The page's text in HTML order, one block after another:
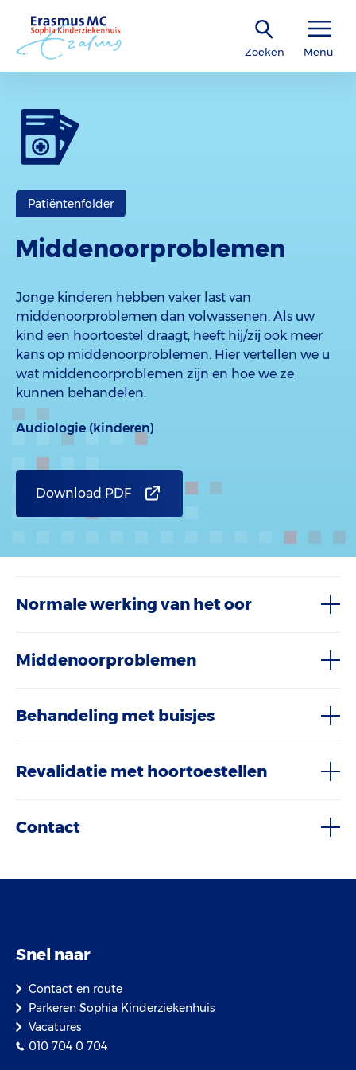
Zoeken Menu
Patiëntenfolder
Middenoorproblemen
Jonge kinderen hebben vaker last van
middenoorproblemen dan volwassenen. Als uw
kind een hoortoestel draagt, heeft hij/zij ook meer
kans op middenoorproblemen. Hier vertellen we u
wat middenoorproblemen zijn en hoe we ze
kunnen behandelen.
Audiologie (kinderen)
Download PDF
Normale werking van het oor
Middenoorproblemen
Behandeling met buisjes
Revalidatie met hoortoestellen
Contact
Snel naar
Contact en route
Parkeren Sophia Kinderziekenhuis
Vacatures
010 704 0 704